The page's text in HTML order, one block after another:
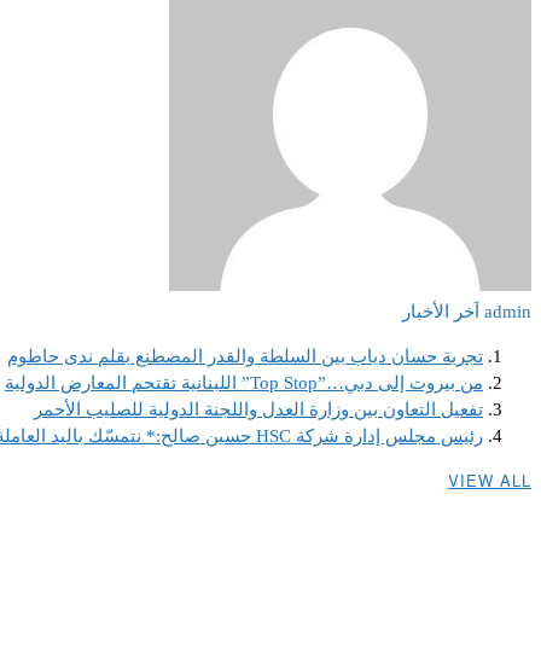
admin اَخر الأخبار
تجربة حسان دياب بين السلطة والقدر المصطنع بقلم ندى حاطوم
من بيروت إلى دبي…”Top Stop” اللبنانية تقتحم المعارض الدولية
تفعيل التعاون بين وزارة العدل واللجنة الدولية للصليب الأحمر
رئيس مجلس إدارة شركة HSC حسين صالح:* نتمسّك باليد العاملة اللبنانية ونصر على استقطابها لأنها ضمانة استمرارنا ونجاحنا كخلية نحل لا تهدأ
VIEW ALL